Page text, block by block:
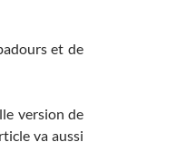
et de
version de
va aussi